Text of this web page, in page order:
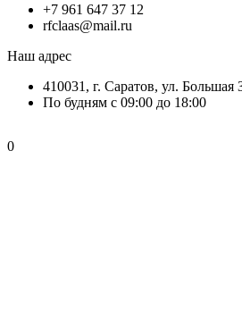
+7 961 647 37 12
rfclaas@mail.ru
Наш адрес
410031, г. Саратов, ул. Большая
По будням с 09:00 до 18:00
0